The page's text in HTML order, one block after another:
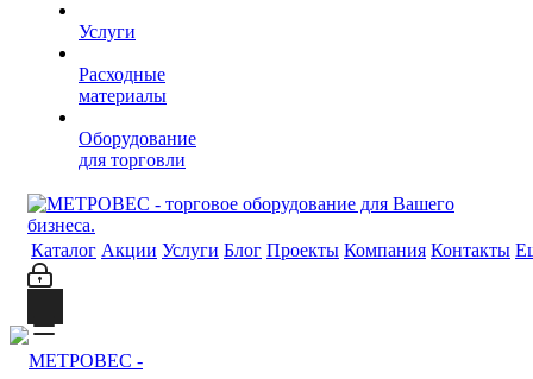
Услуги
Расходные
материалы
Оборудование
для торговли
Каталог Акции Услуги Блог Проекты Компания Контакты